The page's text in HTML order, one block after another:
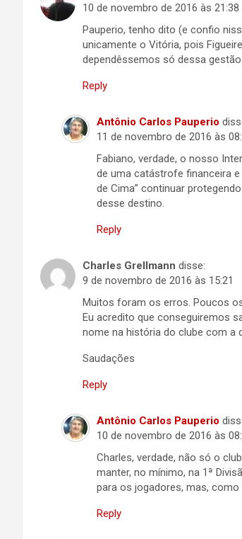
10 de novembro de 2016 às 21:38
Pauperio, tenho dito (e confio
unicamente o Vitória, pois
dependêssemos só dessa gestão
Reply
Antônio Carlos Pauperio
11 de novembro de 2016 às
Fabiano, verdade, o nosso
de uma catástrofe financeira
de Cima” continuar
desse destino.
Reply
Charles Grellmann disse:
9 de novembro de 2016 às 15:21
Muitos foram os erros. Poucos
Eu acredito que conseguiremos
nome na história do clube com a
Saudações
Reply
Antônio Carlos Pauperio
10 de novembro de 2016 às
Charles, verdade, não só o
manter, no mínimo, na 1ª
para os jogadores, mas, como
Reply